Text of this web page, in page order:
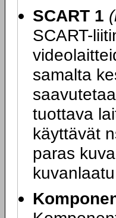
SCART 1 (
SCART-
samalta
tuottava
käyttävät
paras